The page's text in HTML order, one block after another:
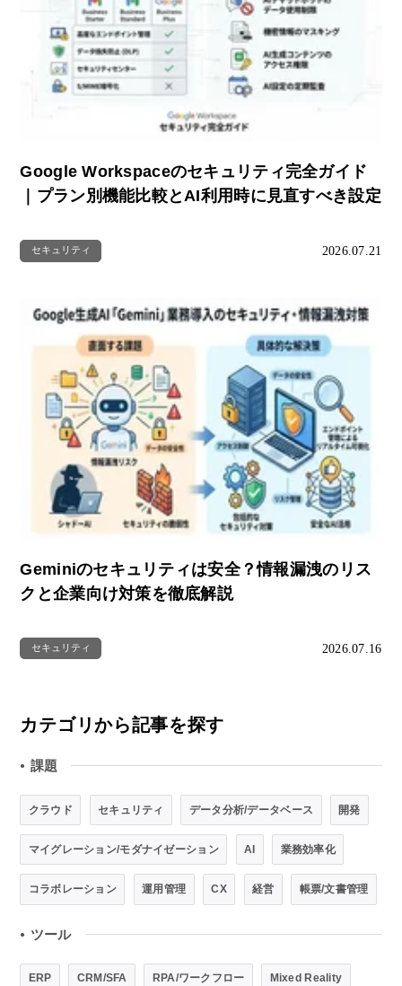
Google Workspaceのセキュリティ完全ガイド
｜プラン別機能比較とAI利用時に見直すべき設定
セキュリティ 2026.07.21
Geminiのセキュリティは安全？情報漏洩のリス
クと企業向け対策を徹底解説
セキュリティ 2026.07.16
カテゴリから記事を探す
● 課題
クラウド セキュリティ データ分析/データベース 開発
マイグレーション/モダナイゼーション AI 業務効率化
コラボレーション 運用管理 CX 経営 帳票/文書管理
● ツール
ERP CRM/SFA RPA/ワークフロー Mixed Reality